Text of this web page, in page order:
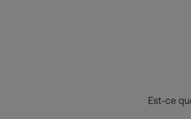
Est-ce